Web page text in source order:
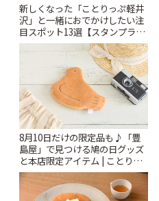
新しくなった「ことりっぷ軽井
沢」と一緒におでかけしたい注
目スポット13選【スタンプラリ
ー開催中】 | ことりっぷ
8月10日だけの限定品も♪「豊
島屋」で見つける鳩の日グッズ
と本店限定アイテム | ことりっ
ぷ